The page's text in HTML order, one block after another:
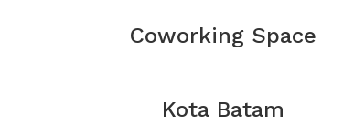
Coworking Space
Kota Batam